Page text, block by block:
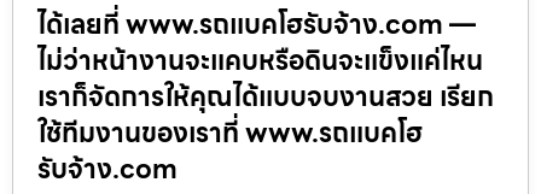
ได้เลยที่ www.รถแบคโฮรับจ้าง.com —
ไม่ว่าหน้างานจะแคบหรือดินจะแข็งแค่ไหน
เราก็จัดการให้คุณได้แบบจบงานสวย เรียก
ใช้ทีมงานของเราที่ www.รถแบคโฮ
รับจ้าง.com